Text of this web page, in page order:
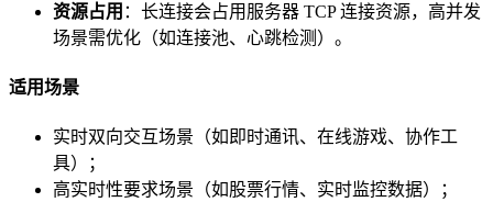
资源占用 ：长连接会占用服务器 TCP 连接资源，高并发
场景需优化（如连接池、心跳检测）。
适用场景
实时双向交互场景（如即时通讯、在线游戏、协作工
具）；
高实时性要求场景（如股票行情、实时监控数据）；